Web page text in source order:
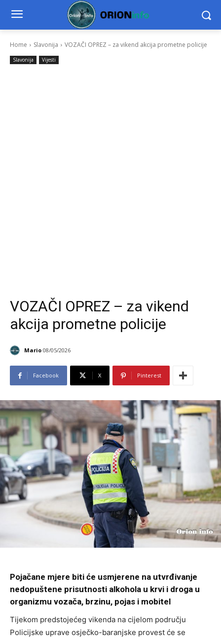
Home Slavonija VOZAČI OPREZ – za vikend akcija prometne policije
Slavonija Vijesti
VOZAČI OPREZ – za vikend
akcija prometne policije
Mario 08/05/2026
Facebook X Pinterest
Pojačane mjere biti će usmjerene na utvrđivanje
nedopuštene prisutnosti alkohola u krvi i droga u
organizmu vozača, brzinu, pojas i mobitel
Tijekom predstojećeg vikenda na cijelom području
Policijske uprave osječko-baranjske provest će se